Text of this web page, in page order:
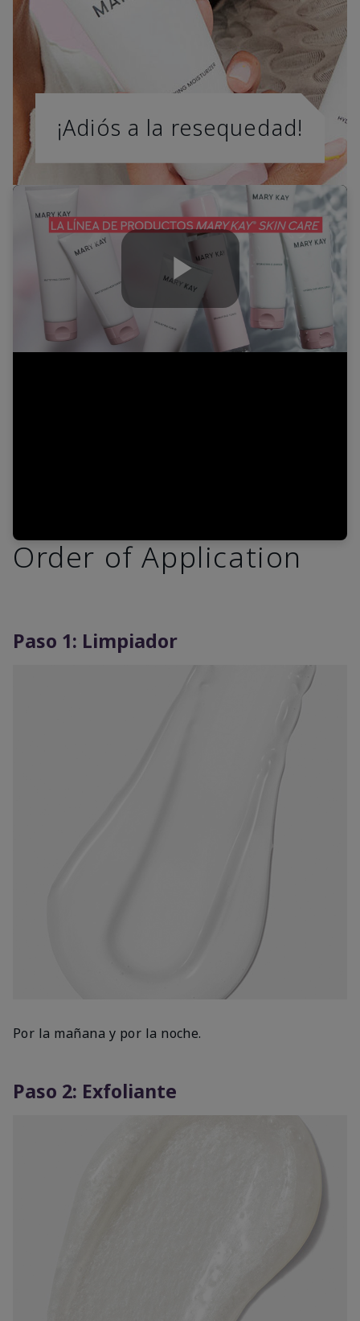
¡Adiós a la resequedad!
Play
Order of Application
Paso 1: Limpiador
Por la mañana y por la noche.
Paso 2: Exfoliante